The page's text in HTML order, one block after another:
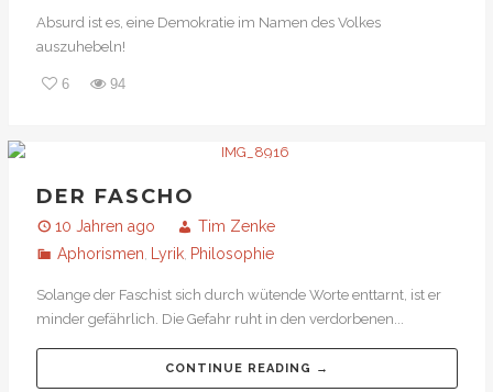
Absurd ist es, eine Demokratie im Namen des Volkes
auszuhebeln!
6 94
DER FASCHO
10 Jahren ago
Tim Zenke
Aphorismen Lyrik, Philosophie
Solange der Faschist sich durch wütende Worte enttarnt, ist er
minder gefährlich. Die Gefahr ruht in den verdorbenen...
CONTINUE READING →